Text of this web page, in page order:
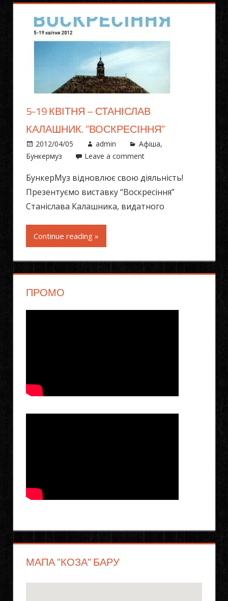
5-19 КВІТНЯ – СТАНІСЛАВ
КАЛАШНИК. “ВОСКРЕСІННЯ”
2012/04/05 admin Афіша,
Бункермуз
Leave a comment
БункерМуз відновлює свою діяльність!
Презентуємо виставку “Воскресіння”
Станіслава Калашника, видатного
Continue reading »
ПРОМО
МАПА "КОЗА" БАРУ